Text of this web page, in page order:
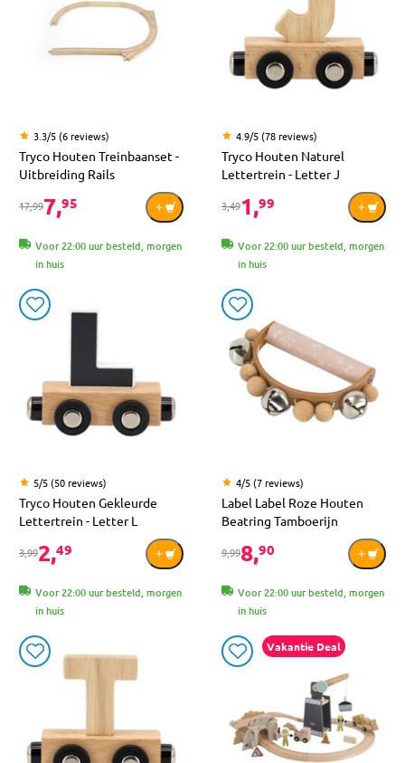
3.3/5 (6 reviews)
Tryco Houten Treinbaanset -
Uitbreiding Rails
17,997,95
Voor 22:00 uur besteld, morgen
in huis
4.9/5 (78 reviews)
Tryco Houten Naturel
Lettertrein - Letter J
3,491,99
Voor 22:00 uur besteld, morgen
in huis
5/5 (50 reviews)
Tryco Houten Gekleurde
Lettertrein - Letter L
3,992,49
Voor 22:00 uur besteld, morgen
in huis
4/5 (7 reviews)
Label Label Roze Houten
Beatring Tamboerijn
9,998,90
Voor 22:00 uur besteld, morgen
in huis
Vakantie Deal